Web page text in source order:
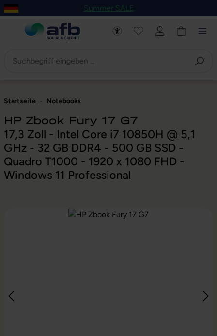
Hauptinhalt springen
Zur Navigation der B2B-Plattform springen
Summer SALE
Startseite - Notebooks
HP Zbook Fury 17 G7
17,3 Zoll - Intel Core i7 10850H @ 5,1
GHz - 32 GB DDR4 - 500 GB SSD -
Quadro T1000 - 1920 x 1080 FHD -
Windows 11 Professional
Bildergalerie überspringen